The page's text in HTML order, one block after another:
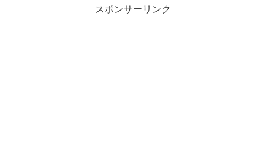
スポンサーリンク